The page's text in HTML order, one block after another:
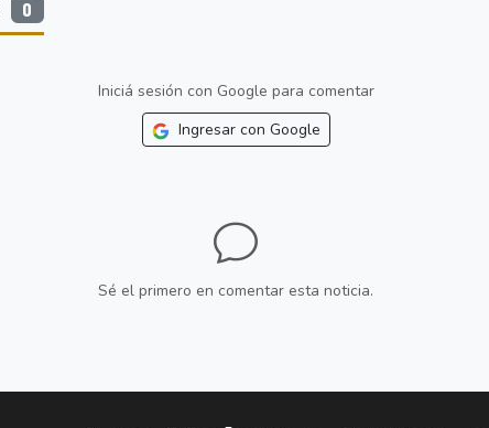
0
Iniciá sesión con Google para comentar
Ingresar con Google
Sé el primero en comentar esta noticia.